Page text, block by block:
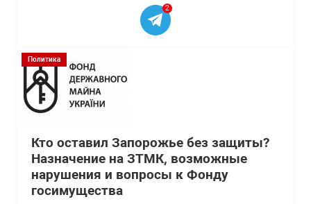
2
Политика
Кто оставил Запорожье без защиты?
Назначение на ЗТМК, возможные
нарушения и вопросы к Фонду
госимущества